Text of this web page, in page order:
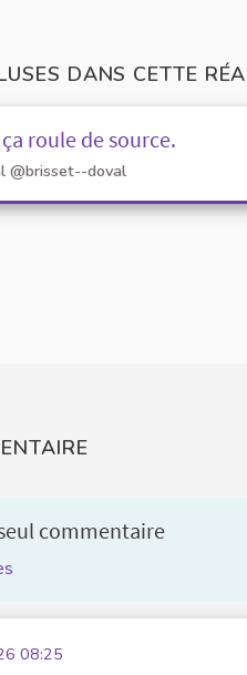
DANS CETTE
roule de source.
@brisset--doval
commentaire
08:25